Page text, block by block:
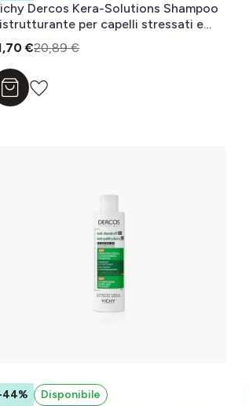
Dercos Kera-Solutions Shampoo
per capelli stressati e
250 ml
€20,89 €
Aggiungi al carrello
44% Disponibile